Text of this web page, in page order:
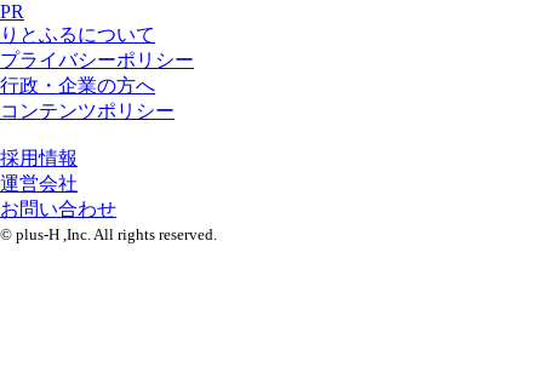
PR
りとふるについて
プライバシーポリシー
行政・企業の方へ
コンテンツポリシー
採用情報
運営会社
お問い合わせ
© plus-H ,Inc. All rights reserved.